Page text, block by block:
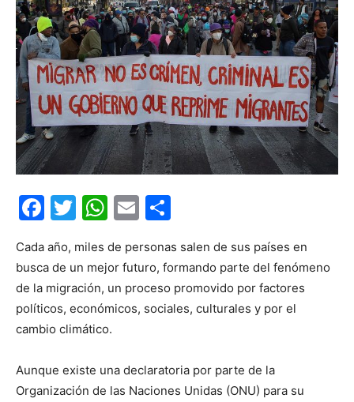
Facebook
Twitter
WhatsApp
Email
Cada año, miles de personas salen de sus países en
busca de un mejor futuro, formando parte del fenómeno
de la migración, un proceso promovido por factores
políticos, económicos, sociales, culturales y por el
cambio climático.
Aunque existe una declaratoria por parte de la
Organización de las Naciones Unidas (ONU) para su